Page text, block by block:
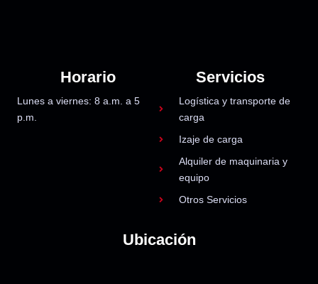
Horario
Lunes a viernes: 8 a.m. a 5
p.m.
Servicios
Logística y transporte de
carga
Izaje de carga
Alquiler de maquinaria y
equipo
Otros Servicios
Ubicación